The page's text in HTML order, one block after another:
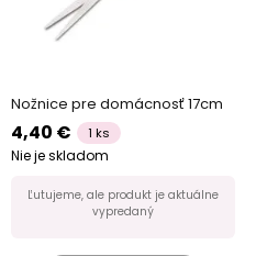
Nožnice pre domácnosť 17cm
4,40 € 1 ks
Nie je skladom
Ľutujeme, ale produkt je aktuálne
vypredaný